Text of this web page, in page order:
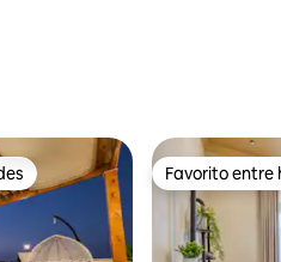
entre huéspedes Favorito entre
Favorito entre